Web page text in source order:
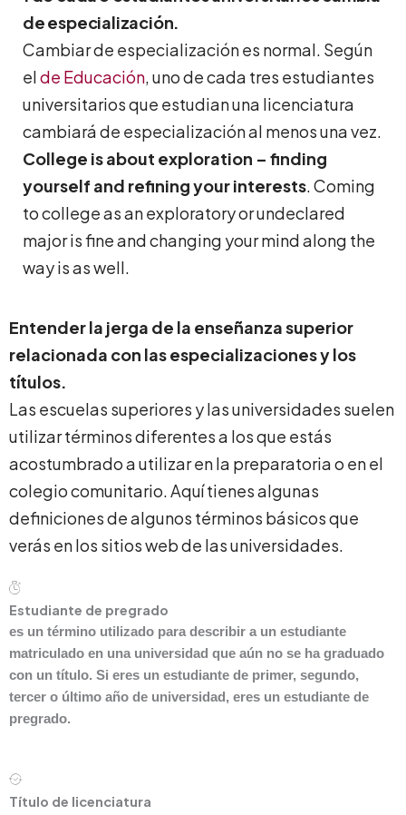
de especialización.
Cambiar de especialización es normal. Según
elde Educación, uno de cada tres estudiantes
universitarios que estudian una licenciatura
cambiará de especialización al menos una vez.
College is about exploration – finding
yourself and refining your interests. Coming
to college as an exploratory or undeclared
major is fine and changing your mind along the
way is as well.
Entender la jerga de la enseñanza superior
relacionada con las especializaciones y los
títulos.
Las escuelas superiores y las universidades suelen
utilizar términos diferentes a los que estás
acostumbrado a utilizar en la preparatoria o en el
colegio comunitario. Aquí tienes algunas
definiciones de algunos términos básicos que
verás en los sitios web de las universidades.
Estudiante de pregrado
es un término utilizado para describir a un estudiante
matriculado en una universidad que aún no se ha graduado
con un título. Si eres un estudiante de primer, segundo,
tercer o último año de universidad, eres un estudiante de
pregrado.
Título de licenciatura